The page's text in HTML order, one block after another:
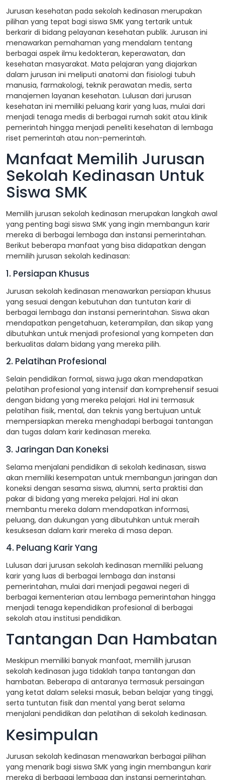
Jurusan kesehatan pada sekolah kedinasan merupakan
pilihan yang tepat bagi siswa SMK yang tertarik untuk
berkarir di bidang pelayanan kesehatan publik. Jurusan ini
menawarkan pemahaman yang mendalam tentang
berbagai aspek ilmu kedokteran, keperawatan, dan
kesehatan masyarakat. Mata pelajaran yang diajarkan
dalam jurusan ini meliputi anatomi dan fisiologi tubuh
manusia, farmakologi, teknik perawatan medis, serta
manajemen layanan kesehatan. Lulusan dari jurusan
kesehatan ini memiliki peluang karir yang luas, mulai dari
menjadi tenaga medis di berbagai rumah sakit atau klinik
pemerintah hingga menjadi peneliti kesehatan di lembaga
riset pemerintah atau non-pemerintah.
Manfaat Memilih Jurusan
Sekolah Kedinasan Untuk
Siswa SMK
Memilih jurusan sekolah kedinasan merupakan langkah awal
yang penting bagi siswa SMK yang ingin membangun karir
mereka di berbagai lembaga dan instansi pemerintahan.
Berikut beberapa manfaat yang bisa didapatkan dengan
memilih jurusan sekolah kedinasan:
1. Persiapan Khusus
Jurusan sekolah kedinasan menawarkan persiapan khusus
yang sesuai dengan kebutuhan dan tuntutan karir di
berbagai lembaga dan instansi pemerintahan. Siswa akan
mendapatkan pengetahuan, keterampilan, dan sikap yang
dibutuhkan untuk menjadi profesional yang kompeten dan
berkualitas dalam bidang yang mereka pilih.
2. Pelatihan Profesional
Selain pendidikan formal, siswa juga akan mendapatkan
pelatihan profesional yang intensif dan komprehensif sesuai
dengan bidang yang mereka pelajari. Hal ini termasuk
pelatihan fisik, mental, dan teknis yang bertujuan untuk
mempersiapkan mereka menghadapi berbagai tantangan
dan tugas dalam karir kedinasan mereka.
3. Jaringan Dan Koneksi
Selama menjalani pendidikan di sekolah kedinasan, siswa
akan memiliki kesempatan untuk membangun jaringan dan
koneksi dengan sesama siswa, alumni, serta praktisi dan
pakar di bidang yang mereka pelajari. Hal ini akan
membantu mereka dalam mendapatkan informasi,
peluang, dan dukungan yang dibutuhkan untuk meraih
kesuksesan dalam karir mereka di masa depan.
4. Peluang Karir Yang
Lulusan dari jurusan sekolah kedinasan memiliki peluang
karir yang luas di berbagai lembaga dan instansi
pemerintahan, mulai dari menjadi pegawai negeri di
berbagai kementerian atau lembaga pemerintahan hingga
menjadi tenaga kependidikan profesional di berbagai
sekolah atau institusi pendidikan.
Tantangan Dan Hambatan
Meskipun memiliki banyak manfaat, memilih jurusan
sekolah kedinasan juga tidaklah tanpa tantangan dan
hambatan. Beberapa di antaranya termasuk persaingan
yang ketat dalam seleksi masuk, beban belajar yang tinggi,
serta tuntutan fisik dan mental yang berat selama
menjalani pendidikan dan pelatihan di sekolah kedinasan.
Kesimpulan
Jurusan sekolah kedinasan menawarkan berbagai pilihan
yang menarik bagi siswa SMK yang ingin membangun karir
mereka di berbagai lembaga dan instansi pemerintahan.